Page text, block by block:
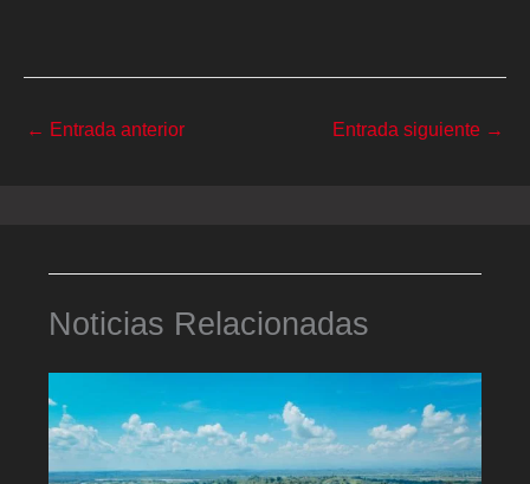
← Entrada anterior Entrada siguiente →
Noticias Relacionadas